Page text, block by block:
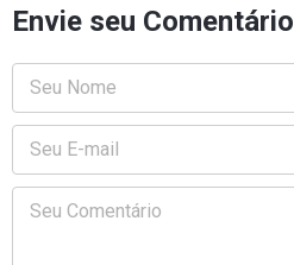
Envie seu Comentário